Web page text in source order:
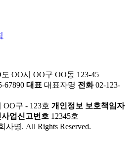
OO시 OO구 OO동 123-45
67890 대표 대표자명 전화02-123-
OO구 - 123호 개인정보 보호책임자
업신고번호 12345호
사명. All Rights Reserved.